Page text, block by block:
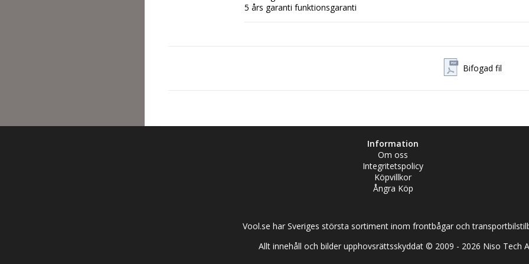
5 års garanti funktionsgaranti
Bifogad fil
Information
Om oss
Integritetspolicy
Köpvillkor
Ångra Köp
Vool.se har Sveriges största sortiment inom frontbågar och
Allt innehåll och bilder upphovsrättsskyddat © 2009 - 2026 Niso Tech